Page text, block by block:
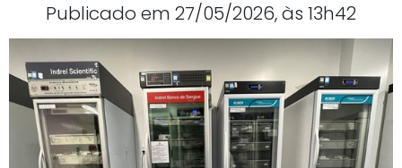
Publicado em 27/05/2026, às 13h42